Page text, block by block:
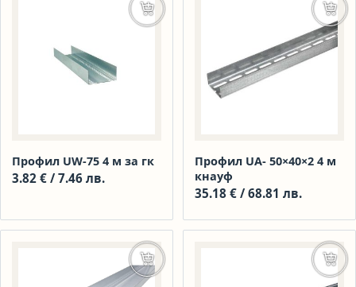
Профил UW-75 4 м за гк
3.82 € / 7.46 лв.
Добавяне в количката
Профил UА- 50×40×2 4 м
кнауф
35.18 € / 68.81 лв.
Добавяне в количката